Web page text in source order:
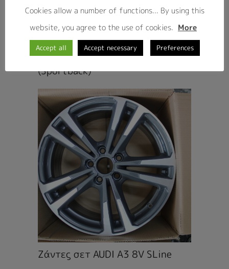
Ζάντες σετ AUDI A3 8V
(Sportback)
Ζάντες σετ AUDI A3 8V SLine
Cookies allow a number of functions... By using this
website, you agree to the use of cookies. More
Accept all Accept necessary Preferences